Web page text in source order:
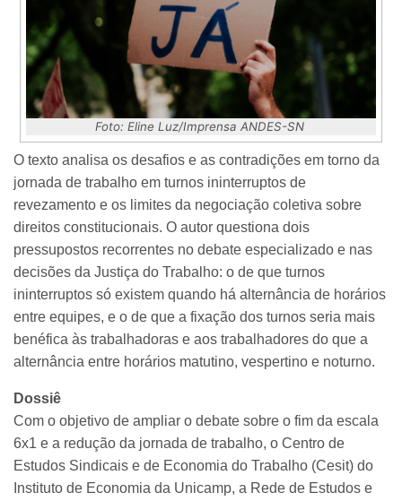
Foto: Eline Luz/Imprensa ANDES-SN
O texto analisa os desafios e as contradições em torno da
jornada de trabalho em turnos ininterruptos de
revezamento e os limites da negociação coletiva sobre
direitos constitucionais. O autor questiona dois
pressupostos recorrentes no debate especializado e nas
decisões da Justiça do Trabalho: o de que turnos
ininterruptos só existem quando há alternância de horários
entre equipes, e o de que a fixação dos turnos seria mais
benéfica às trabalhadoras e aos trabalhadores do que a
alternância entre horários matutino, vespertino e noturno.
Dossiê
Com o objetivo de ampliar o debate sobre o fim da escala
6x1 e a redução da jornada de trabalho, o Centro de
Estudos Sindicais e de Economia do Trabalho (Cesit) do
Instituto de Economia da Unicamp, a Rede de Estudos e